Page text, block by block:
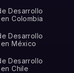
Desarrollo
Colombia
Desarrollo
México
Desarrollo
Chile